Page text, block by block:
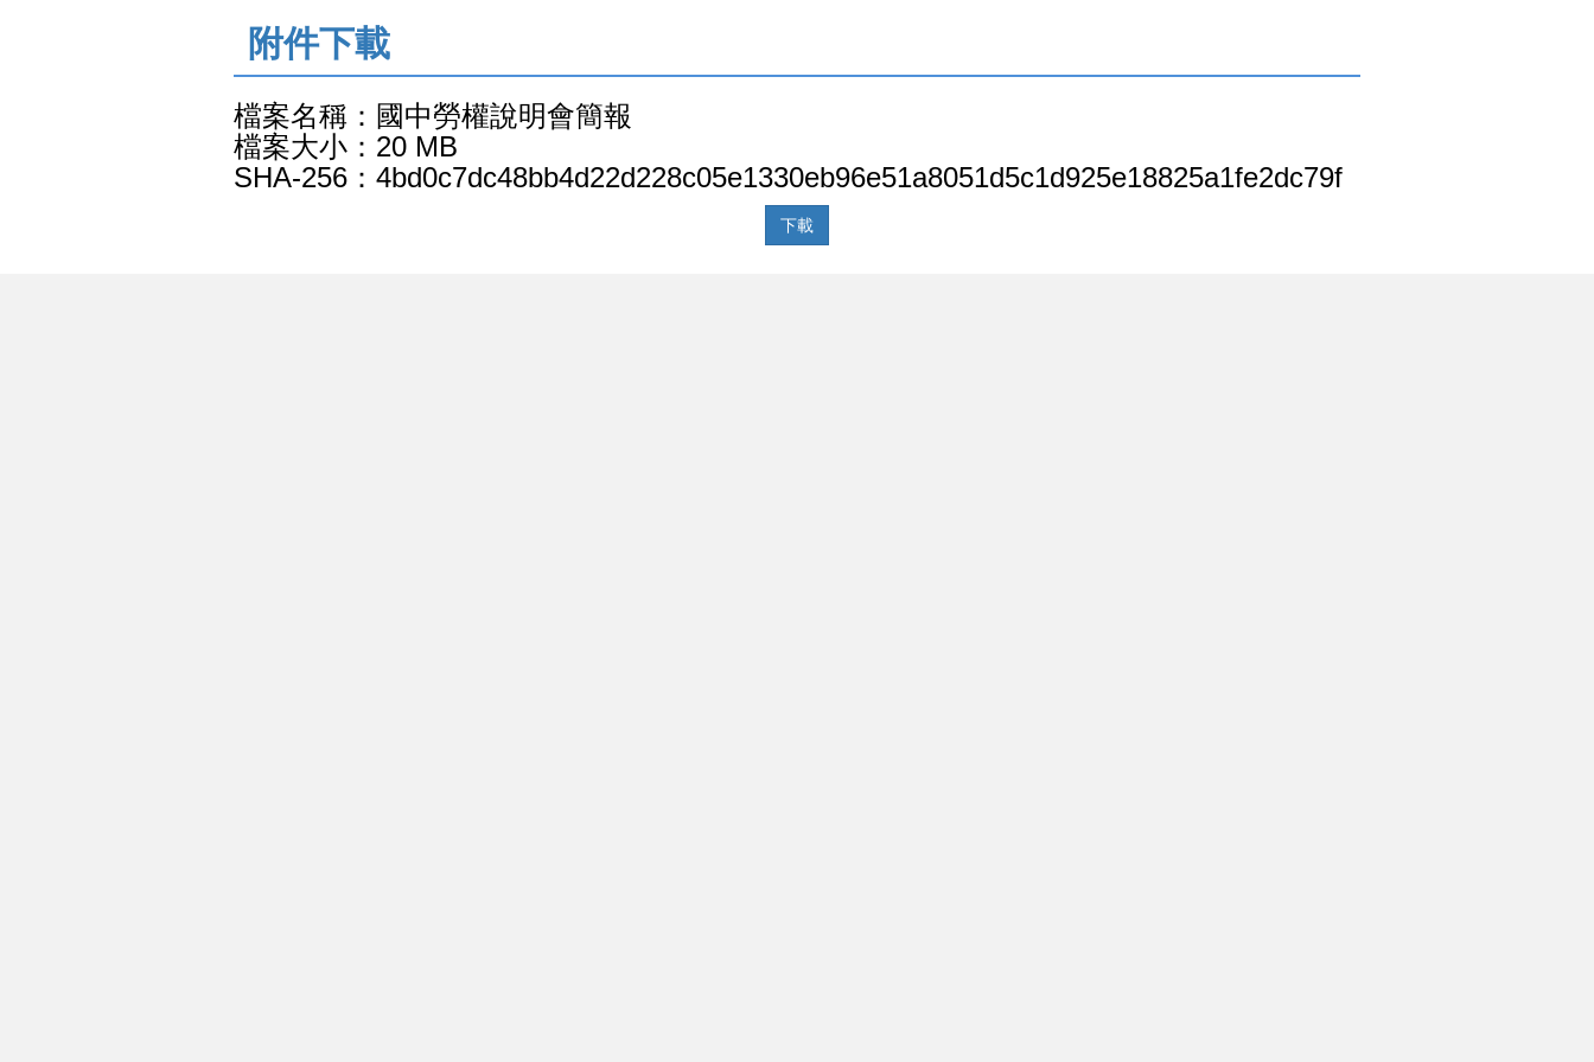
附件下載
檔案名稱：國中勞權說明會簡報
檔案大小：20 MB
SHA-256：4bd0c7dc48bb4d22d228c05e1330eb96e51a8051d5c1d925e18825a1fe2dc79f
下載